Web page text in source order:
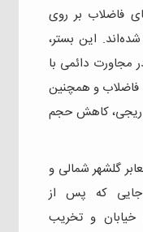
فاضلاب بر روی
این بستر،
مجاورت دائمی با
فاضلاب و همچنین
کاهش حجم
گلشهر شمالی و
جایی که پس از
و تخریب